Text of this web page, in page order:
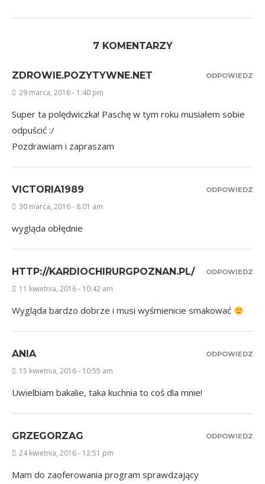
7 KOMENTARZY
ZDROWIE.POZYTYWNE.NET
29 marca, 2016 - 1:40 pm
Super ta polędwiczka! Paschę w tym roku musiałem sobie
odpuścić :/
Pozdrawiam i zapraszam
ODPOWIEDZ
VICTORIA1989
30 marca, 2016 - 8:01 am
wygląda obłędnie
ODPOWIEDZ
HTTP://KARDIOCHIRURGPOZNAN.PL/
11 kwietnia, 2016 - 10:42 am
Wygląda bardzo dobrze i musi wyśmienicie smakować
ODPOWIEDZ
ANIA
15 kwietnia, 2016 - 10:55 am
Uwielbiam bakalie, taka kuchnia to coś dla mnie!
ODPOWIEDZ
GRZEGORZAG
24 kwietnia, 2016 - 12:51 pm
Mam do zaoferowania program sprawdzający
ODPOWIEDZ